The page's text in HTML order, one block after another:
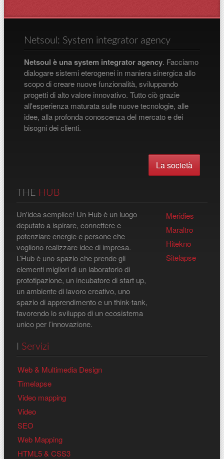
Netsoul: System integrator agency
Netsoul è una system integrator agency. Facciamo
dialogare sistemi eterogenei in maniera sinergica allo
scopo di creare nuove funzionalità, sviluppando
progetti di alto valore innovativo. Tutto ciò grazie
all'esperienza maturata sulle nuove tecnologie, alle
idee, alla profonda conoscenza del mercato e dei
bisogni dei clienti.
La società
THE HUB
Un'idea semplice! Un Hub è un luogo
deputato a ispirare, connettere e
potenziare energie e persone che
vogliono realizzare idee di impresa.
L’Hub è uno spazio che prende gli
elementi migliori di un laboratorio di
prototipazione, un incubatore di start up,
un ambiente di lavoro creativo, uno
spazio di apprendimento e un think-tank,
favorendo lo sviluppo di un ecosistema
unico per l’innovazione.
Meridies
Maraltro
Hitekno
Sitelapse
Servizi
Web & Multimedia Design
Timelapse
Video mapping
Video
SEO
Web Mapping
HTML5 & CSS3